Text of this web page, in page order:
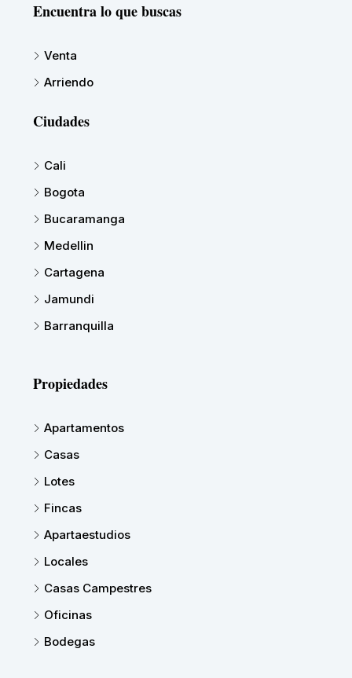
Encuentra lo que buscas
Venta
Arriendo
Ciudades
Cali
Bogota
Bucaramanga
Medellin
Cartagena
Jamundi
Barranquilla
Propiedades
Apartamentos
Casas
Lotes
Fincas
Apartaestudios
Locales
Casas Campestres
Oficinas
Bodegas